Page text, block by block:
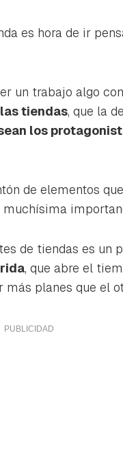
primero has de iniciar
CANCELAR
es hora de ir
un trabajo algo
tiendas, que la
los
de elementos
de tiendas es un
, que abre el
planes que el
enviado
ACEPTAR